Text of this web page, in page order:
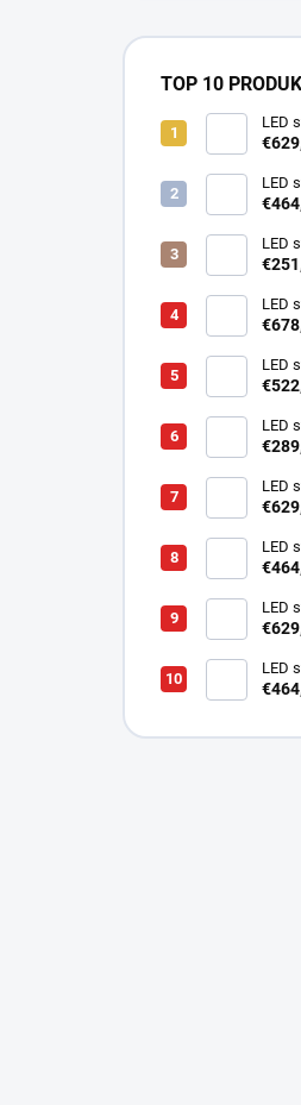
TOP 10
LED
LED
LED
LED
LED
LED
LED
LED
LED
LED